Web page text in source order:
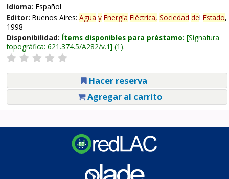
Idioma: Español
Editor: Buenos Aires: Agua y Energía Eléctrica, Sociedad del Estado,
1998
Disponibilidad: Ítems disponibles para préstamo: Signatura
topográfica: 621.374.5/A282/v.1 (1).
Hacer reserva
Agregar al carrito